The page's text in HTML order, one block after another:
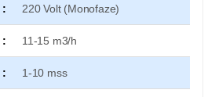
: 220 Volt (Monofaze)
: 11-15 m3/h
: 1-10 mss